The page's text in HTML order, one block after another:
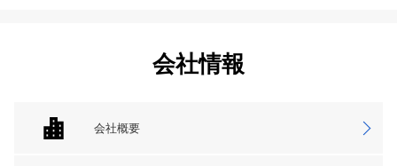
会社情報
会社概要